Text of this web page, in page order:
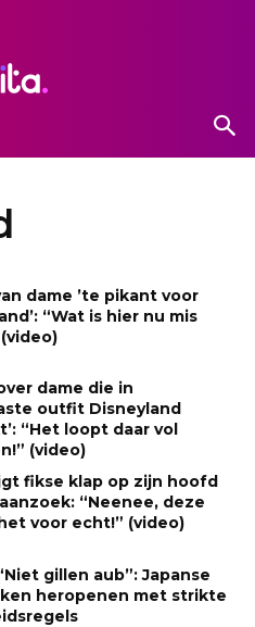
dame ’te pikant voor
“Wat is hier nu mis
dame die in
outfit Disneyland
“Het loopt daar vol
(video)
fikse klap op zijn hoofd
“Neenee, deze
voor echt!” (video)
gillen aub”: Japanse
heropenen met strikte